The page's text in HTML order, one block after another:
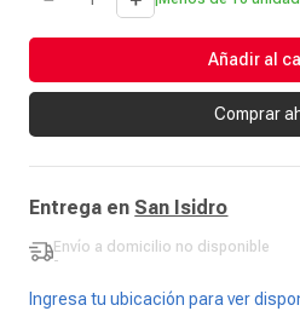
Añadir al
Comprar
Entrega en San Isidro
Envío a domicilio no disponible
-
Ingresa tu ubicación para ver